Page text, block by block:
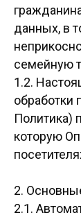
данных, в
семейную
1.2.
обработки
Политика)
которую
2.
2.1.